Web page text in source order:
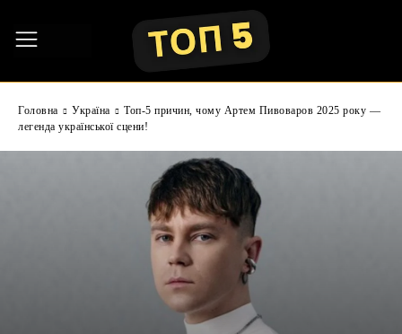
Головна Україна
Топ-5 причин, чому Артем Пивоваров 2025 року —
легенда української сцени!